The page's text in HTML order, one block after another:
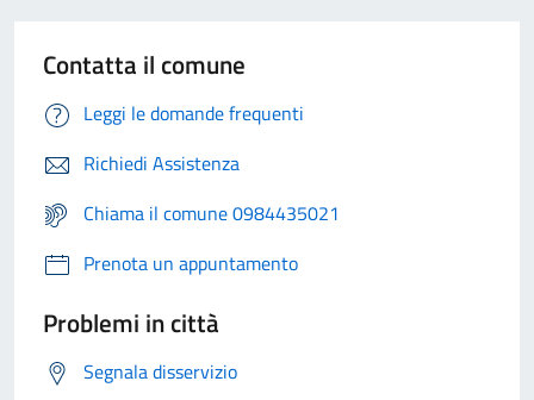
Contatta il comune
Leggi le domande frequenti
Richiedi Assistenza
Chiama il comune 0984435021
Prenota un appuntamento
Problemi in città
Segnala disservizio